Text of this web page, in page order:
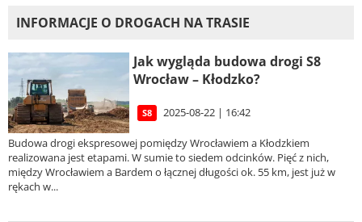
INFORMACJE O DROGACH NA TRASIE
Jak wygląda budowa drogi S8
Wrocław – Kłodzko?
S8 2025-08-22 | 16:42
Budowa drogi ekspresowej pomiędzy Wrocławiem a Kłodzkiem
realizowana jest etapami. W sumie to siedem odcinków. Pięć z nich,
między Wrocławiem a Bardem o łącznej długości ok. 55 km, jest już w
rękach w...